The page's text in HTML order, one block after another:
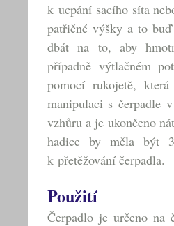
k ucpání sacího síta
patřičné výšky a to
dbát na to, aby
případně výtlačném
pomocí rukojetě,
manipulaci s čerpadle
vzhůru a je ukončeno
hadice by měla být
k přetěžování čerpadla.
Použití
Čerpadlo je určeno na